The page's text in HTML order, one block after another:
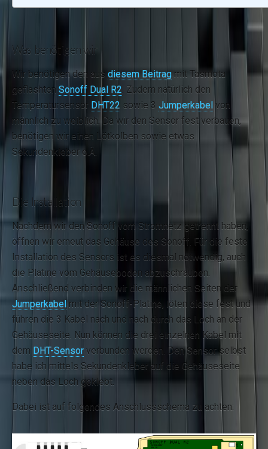
Was benötigen wir
Wir benötigen den aus diesem Beitrag mit Tasmota
geflashten Sonoff Dual R2. Zudem natürlich den
Temperatursensor DHT22 sowie 3 Jumperkabel von
männlich zu weiblich. Da wir den Sensor fest verbauen,
benötigen wir einen Lötkolben sowie etwas
Sekundenkleber o.Ä.
Die Installation
Nachdem wir den Sonoff vom Stromnetz getrennt haben,
öffnen wir erneut das Gehäuse des Sonoff. Für die feste
Installation des Sensors ist es diesmal notwendig, auch
die Platine vom Gehäuseboden abzuschrauben.
Anschließend verbinden wir die männlichen Seiten der
Jumperkabel mit der Sonoff-Platine, löten diese fest und
führen die 3 Kabel nach und nach durch das Loch an der
Gehäuseseite. Nun können die drei einzelnen Kabel mit
dem DHT-Sensor verbunden werden. Den Sensor selbst
habe ich mittels Sekundenkleber auf die Gehäuseseite
neben das Loch geklebt.
Dabei ist auf folgendes Anschlussschema zu achten: